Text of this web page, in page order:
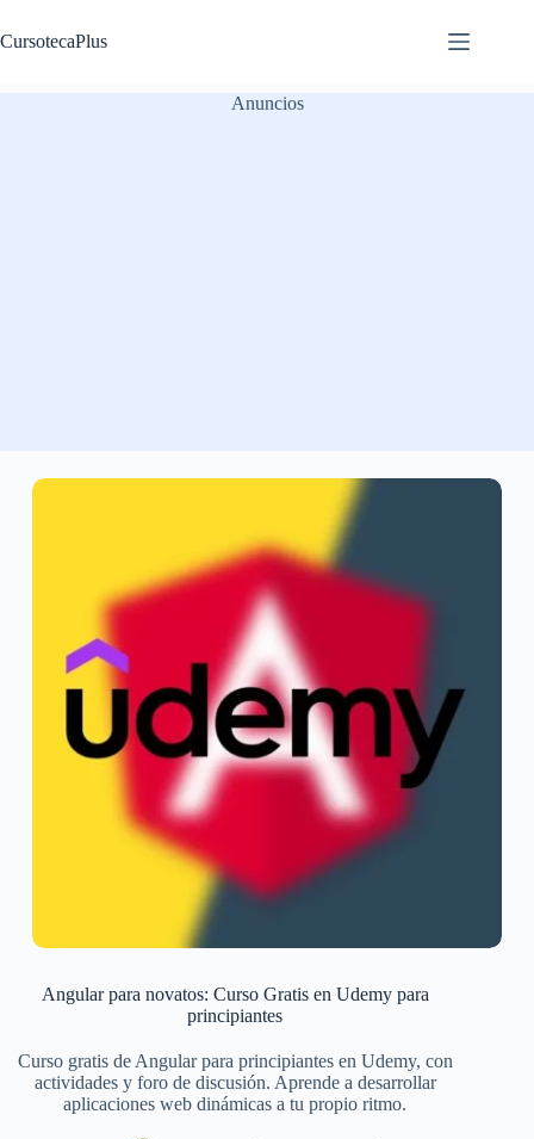
al
contenido
CursotecaPlus
Anuncios
Angular para novatos: Curso Gratis en Udemy para
principiantes
Curso gratis de Angular para principiantes en Udemy, con
actividades y foro de discusión. Aprende a desarrollar
aplicaciones web dinámicas a tu propio ritmo.